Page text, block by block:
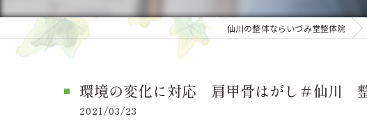
仙川の整体ならいづみ堂整体院
環境の変化に対応 肩甲骨はがし＃仙川
2021/03/23